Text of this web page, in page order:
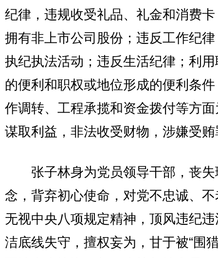
纪律，违规收受礼品、礼金和消费
拥有非上市公司股份；违反工作纪
执纪执法活动；违反生活纪律；利
的便利和职权或地位形成的便利条
作调转、工程承揽和资金拨付等方
谋取利益，非法收受财物，涉嫌受
张子林身为党员领导干部，丧失
念，背弃初心使命，对党不忠诚、
无视中央八项规定精神，顶风违纪
洁底线失守，擅权妄为，甘于被“围